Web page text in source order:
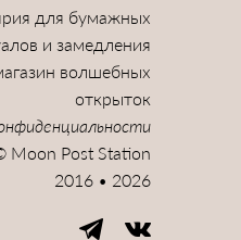
для бумажных
и замедления
волшебных
открыток
Moon Post Station
2016 • 2026